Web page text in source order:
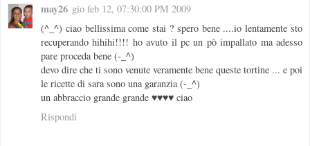
may26 gio feb 12, 07:30:00 PM 2009
(^_^) ciao bellissima come stai ? spero bene ....io lentamente sto
recuperando hihihi!!!! ho avuto il pc un pò impallato ma adesso
pare proceda bene (-_^)
devo dire che ti sono venute veramente bene queste tortine ... e poi
le ricette di sara sono una garanzia (-_^)
un abbraccio grande grande ♥♥♥♥ ciao
Rispondi